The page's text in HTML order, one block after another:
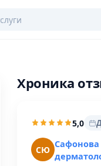
Хроника
5,0
СЮ